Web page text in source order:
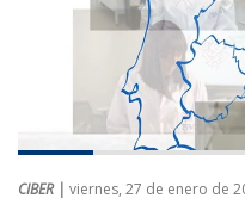
CIBER | viernes, 27 de enero de